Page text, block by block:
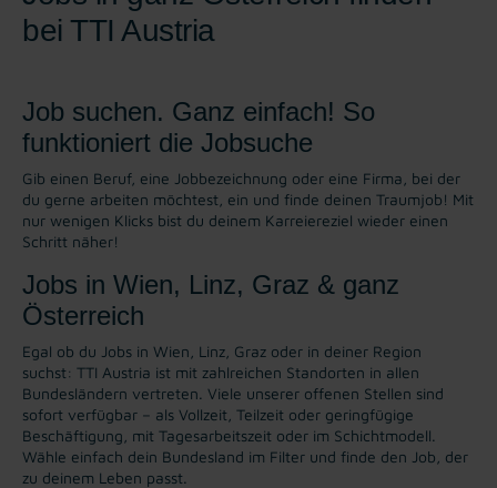
bei TTI Austria
Job suchen. Ganz einfach! So
funktioniert die Jobsuche
Gib einen Beruf, eine Jobbezeichnung oder eine Firma, bei der
du gerne arbeiten möchtest, ein und finde deinen Traumjob! Mit
nur wenigen Klicks bist du deinem Karreiereziel wieder einen
Schritt näher!
Jobs in Wien, Linz, Graz & ganz
Österreich
Egal ob du Jobs in Wien, Linz, Graz oder in deiner Region
suchst: TTI Austria ist mit zahlreichen Standorten in allen
Bundesländern vertreten. Viele unserer offenen Stellen sind
sofort verfügbar – als Vollzeit, Teilzeit oder geringfügige
Beschäftigung, mit Tagesarbeitszeit oder im Schichtmodell.
Wähle einfach dein Bundesland im Filter und finde den Job, der
zu deinem Leben passt.